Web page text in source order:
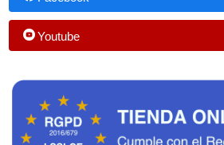
Youtube